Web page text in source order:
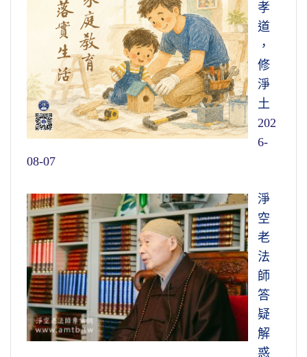
孝
道
，
修
淨
土
202
6-
08-07
淨
空
老
法
師
答
疑
解
惑